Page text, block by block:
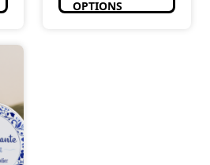
OPTIONS